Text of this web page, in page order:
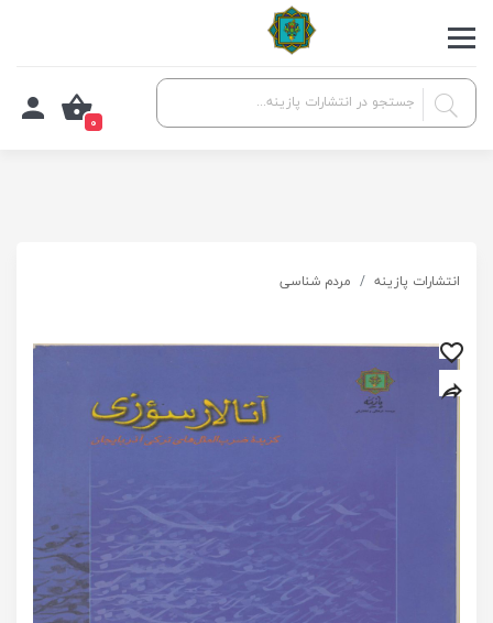
0
انتشارات پازینه مردم شناسی